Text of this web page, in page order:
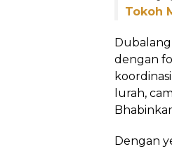
Tokoh
dengan
lurah,
Dengan